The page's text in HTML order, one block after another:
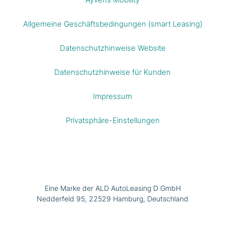
Allgemeine Geschäftsbedingungen (smart Leasing)
Datenschutzhinweise Website
Datenschutzhinweise für Kunden
Impressum
Privatsphäre-Einstellungen
Eine Marke der ALD AutoLeasing D GmbH
Nedderfeld 95, 22529 Hamburg, Deutschland